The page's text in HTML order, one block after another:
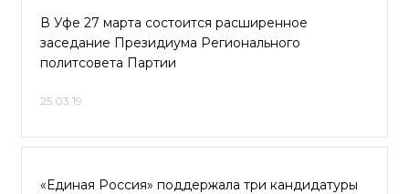
В Уфе 27 марта состоится расширенное
заседание Президиума Регионального
политсовета Партии
25.03.19
«Единая Россия» поддержала три кандидатуры